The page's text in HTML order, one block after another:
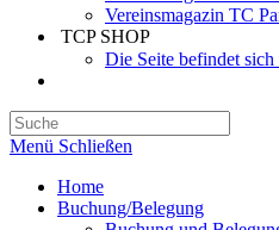
Vereinsmagazin TC
TCP SHOP
Die Seite befindet
umschalten
Menü Schließen
Home
Buchung/Belegung